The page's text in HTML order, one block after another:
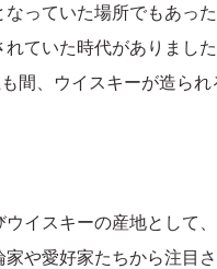
っていた場所でもあった
ていた時代がありました
間、ウイスキーが造られ
イスキーの産地として
や愛好家たちから注目